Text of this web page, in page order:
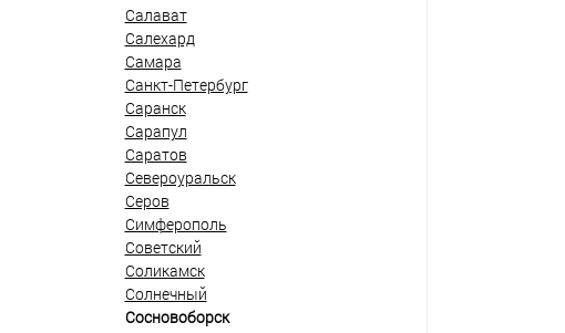
Салават
Салехард
Самара
Санкт-Петербург
Саранск
Сарапул
Саратов
Североуральск
Серов
Симферополь
Советский
Соликамск
Солнечный
Сосновоборск